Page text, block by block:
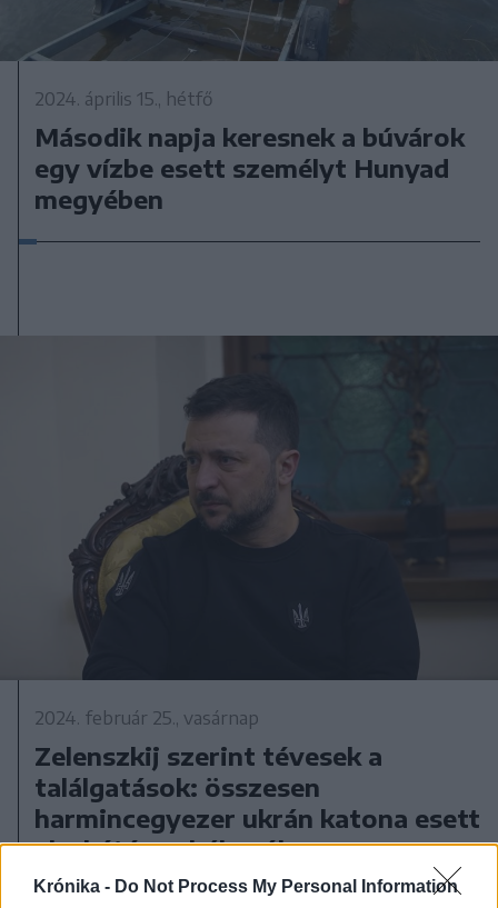
Krónika - Do Not Process My Personal Information
2024. április 15., hétfő
Második napja keresnek a búvárok
egy vízbe esett személyt Hunyad
megyében
2024. február 25., vasárnap
Zelenszkij szerint tévesek a
találgatások: összesen
harmincegyezer ukrán katona esett
el a kétéves háborúban